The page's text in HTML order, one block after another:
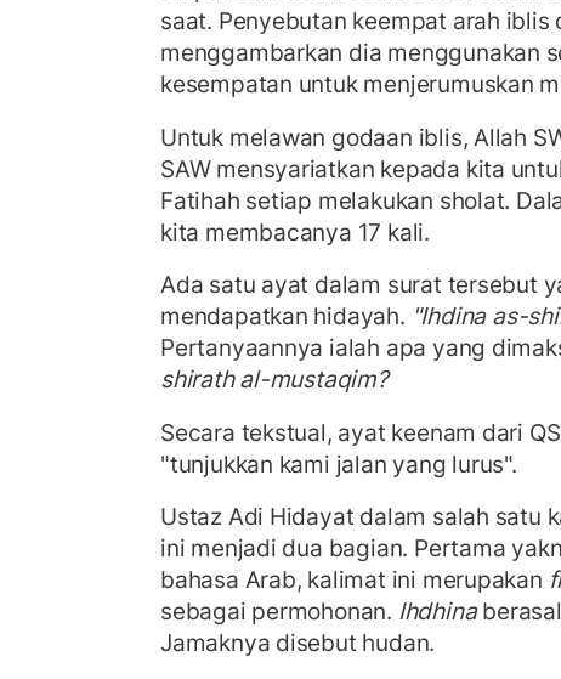
saat. Penyebutan keempat arah iblis
menggambarkan dia menggunakan
kesempatan untuk menjerumuskan
Untuk melawan godaan iblis, Allah
SAW mensyariatkan kepada kita
Fatihah setiap melakukan sholat.
kita membacanya 17 kali.
Ada satu ayat dalam surat tersebut
mendapatkan hidayah. "Ihdina as-
Pertanyaannya ialah apa yang
shirath al-mustaqim?
Secara tekstual, ayat keenam dari
"tunjukkan kami jalan yang lurus".
Ustaz Adi Hidayat dalam salah satu
ini menjadi dua bagian. Pertama
bahasa Arab, kalimat ini merupakan
sebagai permohonan. Ihdhina
Jamaknya disebut hudan.